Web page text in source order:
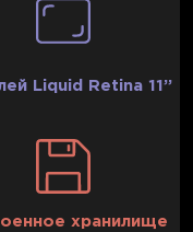
Liquid Retina 11’’
хранилище